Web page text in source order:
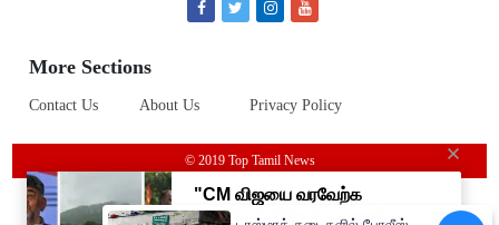
More Sections
Contact Us About Us Privacy Policy
© 2019 Top Tamil News